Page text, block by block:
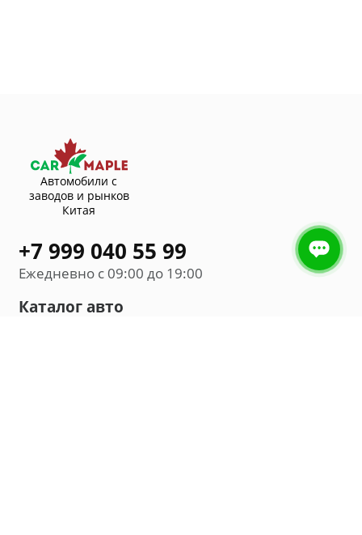
Автомобили с
заводов и рынков
Китая
+7 999 040 55 99
Ежедневно с 09:00 до 19:00
Каталог авто